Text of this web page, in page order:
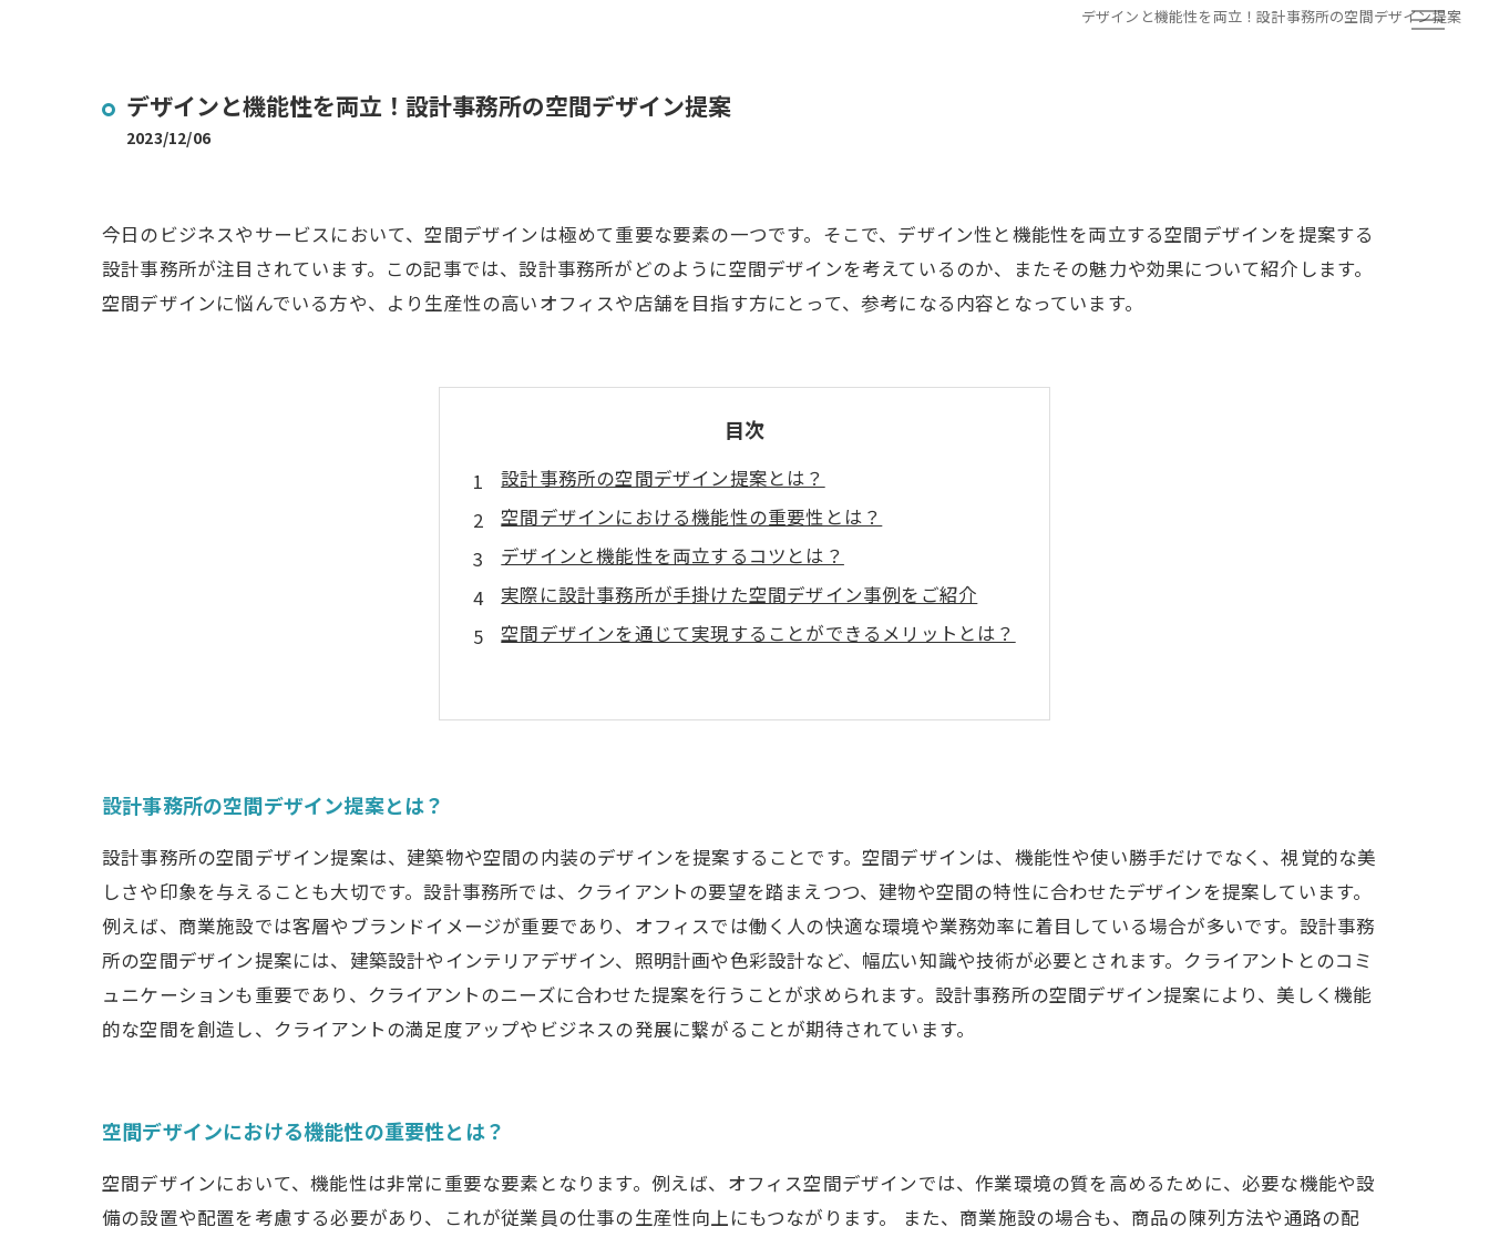
デザインと機能性を両立！設計事務所の空間デザイン提案
デザインと機能性を両立！設計事務所の空間デザイン提案
2023/12/06
今日のビジネスやサービスにおいて、空間デザインは極めて重要な要素の一つです。そこで、デザイン性と機能性を両立する空間デザインを提案する
設計事務所が注目されています。この記事では、設計事務所がどのように空間デザインを考えているのか、またその魅力や効果について紹介します。
空間デザインに悩んでいる方や、より生産性の高いオフィスや店舗を目指す方にとって、参考になる内容となっています。
目次
設計事務所の空間デザイン提案とは？
空間デザインにおける機能性の重要性とは？
デザインと機能性を両立するコツとは？
実際に設計事務所が手掛けた空間デザイン事例をご紹介
空間デザインを通じて実現することができるメリットとは？
設計事務所の空間デザイン提案とは？
設計事務所の空間デザイン提案は、建築物や空間の内装のデザインを提案することです。空間デザインは、機能性や使い勝手だけでなく、視覚的な美
しさや印象を与えることも大切です。設計事務所では、クライアントの要望を踏まえつつ、建物や空間の特性に合わせたデザインを提案しています。
例えば、商業施設では客層やブランドイメージが重要であり、オフィスでは働く人の快適な環境や業務効率に着目している場合が多いです。設計事務
所の空間デザイン提案には、建築設計やインテリアデザイン、照明計画や色彩設計など、幅広い知識や技術が必要とされます。クライアントとのコミ
ュニケーションも重要であり、クライアントのニーズに合わせた提案を行うことが求められます。設計事務所の空間デザイン提案により、美しく機能
的な空間を創造し、クライアントの満足度アップやビジネスの発展に繋がることが期待されています。
空間デザインにおける機能性の重要性とは？
空間デザインにおいて、機能性は非常に重要な要素となります。例えば、オフィス空間デザインでは、作業環境の質を高めるために、必要な機能や設
備の設置や配置を考慮する必要があり、これが従業員の仕事の生産性向上にもつながります。 また、商業施設の場合も、商品の陳列方法や通路の配